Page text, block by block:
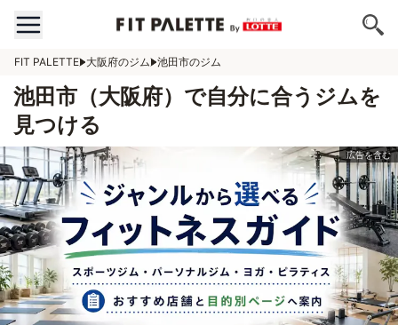
FIT PALETTE 大阪府のジム 池田市のジム
池田市（大阪府）で自分に合うジムを
見つける